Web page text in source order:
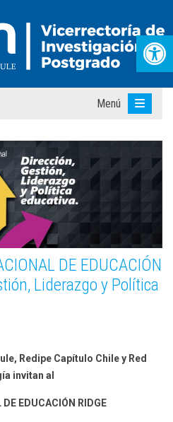
Menú
DE EDUCACIÓN
Liderazgo y Política
Redipe Capítulo Chile y Red
invitan al
EDUCACIÓN RIDGE